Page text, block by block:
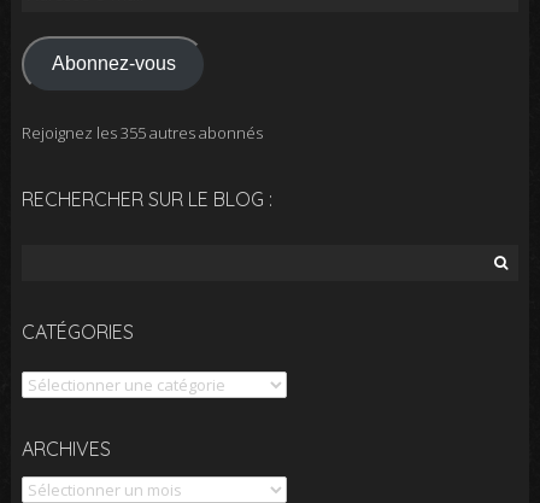
mail
Abonnez-vous
Rejoignez les 355 autres abonnés
RECHERCHER SUR LE BLOG :
CATÉGORIES
Catégories
ARCHIVES
Archives